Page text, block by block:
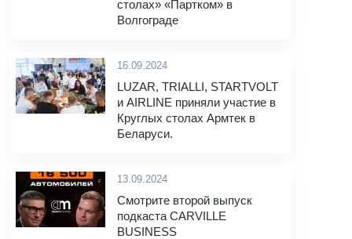
столах» «Партком» в
Волгограде
16.09.2024
LUZAR, TRIALLI, STARTVOLT
и AIRLINE приняли участие в
Круглых столах Армтек в
Беларуси.
13.09.2024
Смотрите второй выпуск
подкаста CARVILLE
BUSINESS